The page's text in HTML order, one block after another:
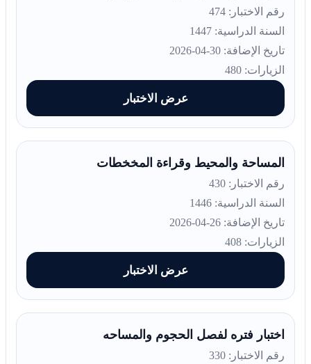
رقم الاختبار: 474
السنة الدراسية: 1447
تاريخ الإضافة: 30-04-2026
الزيارات: 480
عرض الاختبار
المساحة والمحيط وقراءة المخخطات
رقم الاختبار: 430
السنة الدراسية: 1446
تاريخ الإضافة: 26-04-2026
الزيارات: 408
عرض الاختبار
اختبار فتره لفصل الحجوم والمساحه
رقم الاختبار: 330